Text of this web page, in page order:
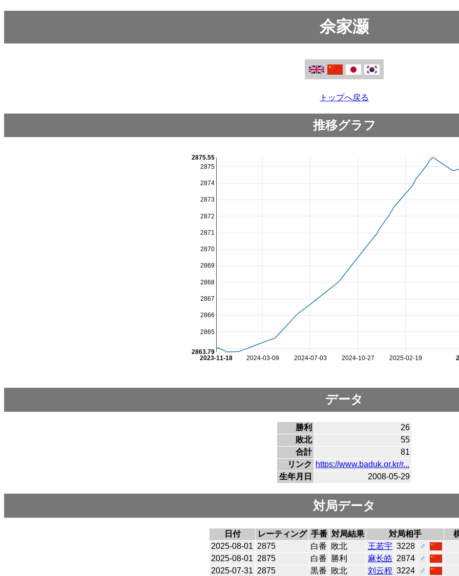
佘家灏
トップへ戻る
推移グラフ
2024-03-09 2024-07-03 2024-10-27 2025-02-19
2023-11-18
2865
2866
2867
2868
2869
2870
2871
2872
2873
2874
2875
2863.79
2875.55
データ
勝利
26
敗北
55
合計
81
リンク
https://www.baduk.or.kr/r...
生年月日
2008-05-29
対局データ
日付 レーティング 手番 対局結果 対局相手
2025-08-01 2875 白番 敗北 王若宇 3228
♂
2025-08-01 2875 白番 勝利 麻长皓 2874
♂
2025-07-31 2875 黒番 敗北 刘云程 3224
♂